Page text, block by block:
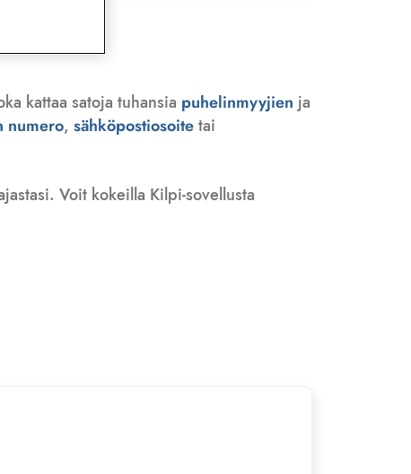
kattaa satoja tuhansia puhelinmyyjien ja
numero, sähköpostiosoitetai
Voit kokeilla Kilpi-sovellusta